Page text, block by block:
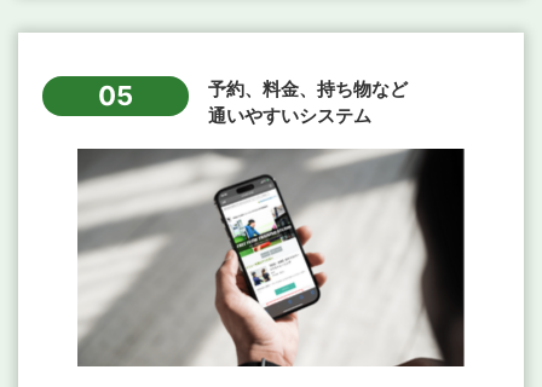
05
予約、料金、持ち物など
通いやすいシステム